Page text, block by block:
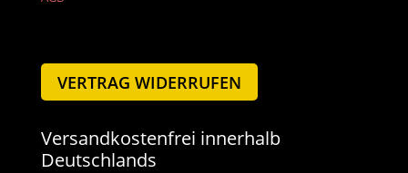
VERTRAG WIDERRUFEN
Versandkostenfrei innerhalb
Deutschlands